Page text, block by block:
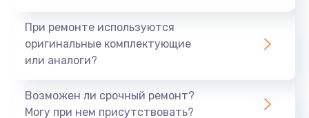
При ремонте используются
оригинальные комплектующие
или аналоги?
Возможен ли срочный ремонт?
Могу при нем присутствовать?